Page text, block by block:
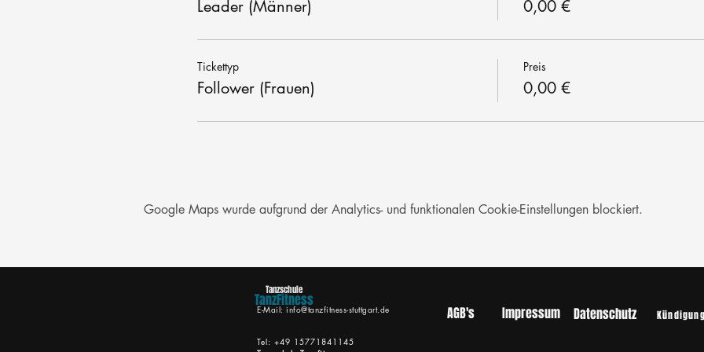
Leader (Männer) 0,00 €
Tickettyp
Follower (Frauen)
Preis
0,00 €
Google Maps wurde aufgrund der Analytics- und funktionalen Cookie-Einstellungen blockiert.
E-Mail: info@tanzfitness-stuttgart.de
Tanzschule
TanzFitness
AGB's Impressum Datenschutz Kündigung
Tel: +49 15771841145